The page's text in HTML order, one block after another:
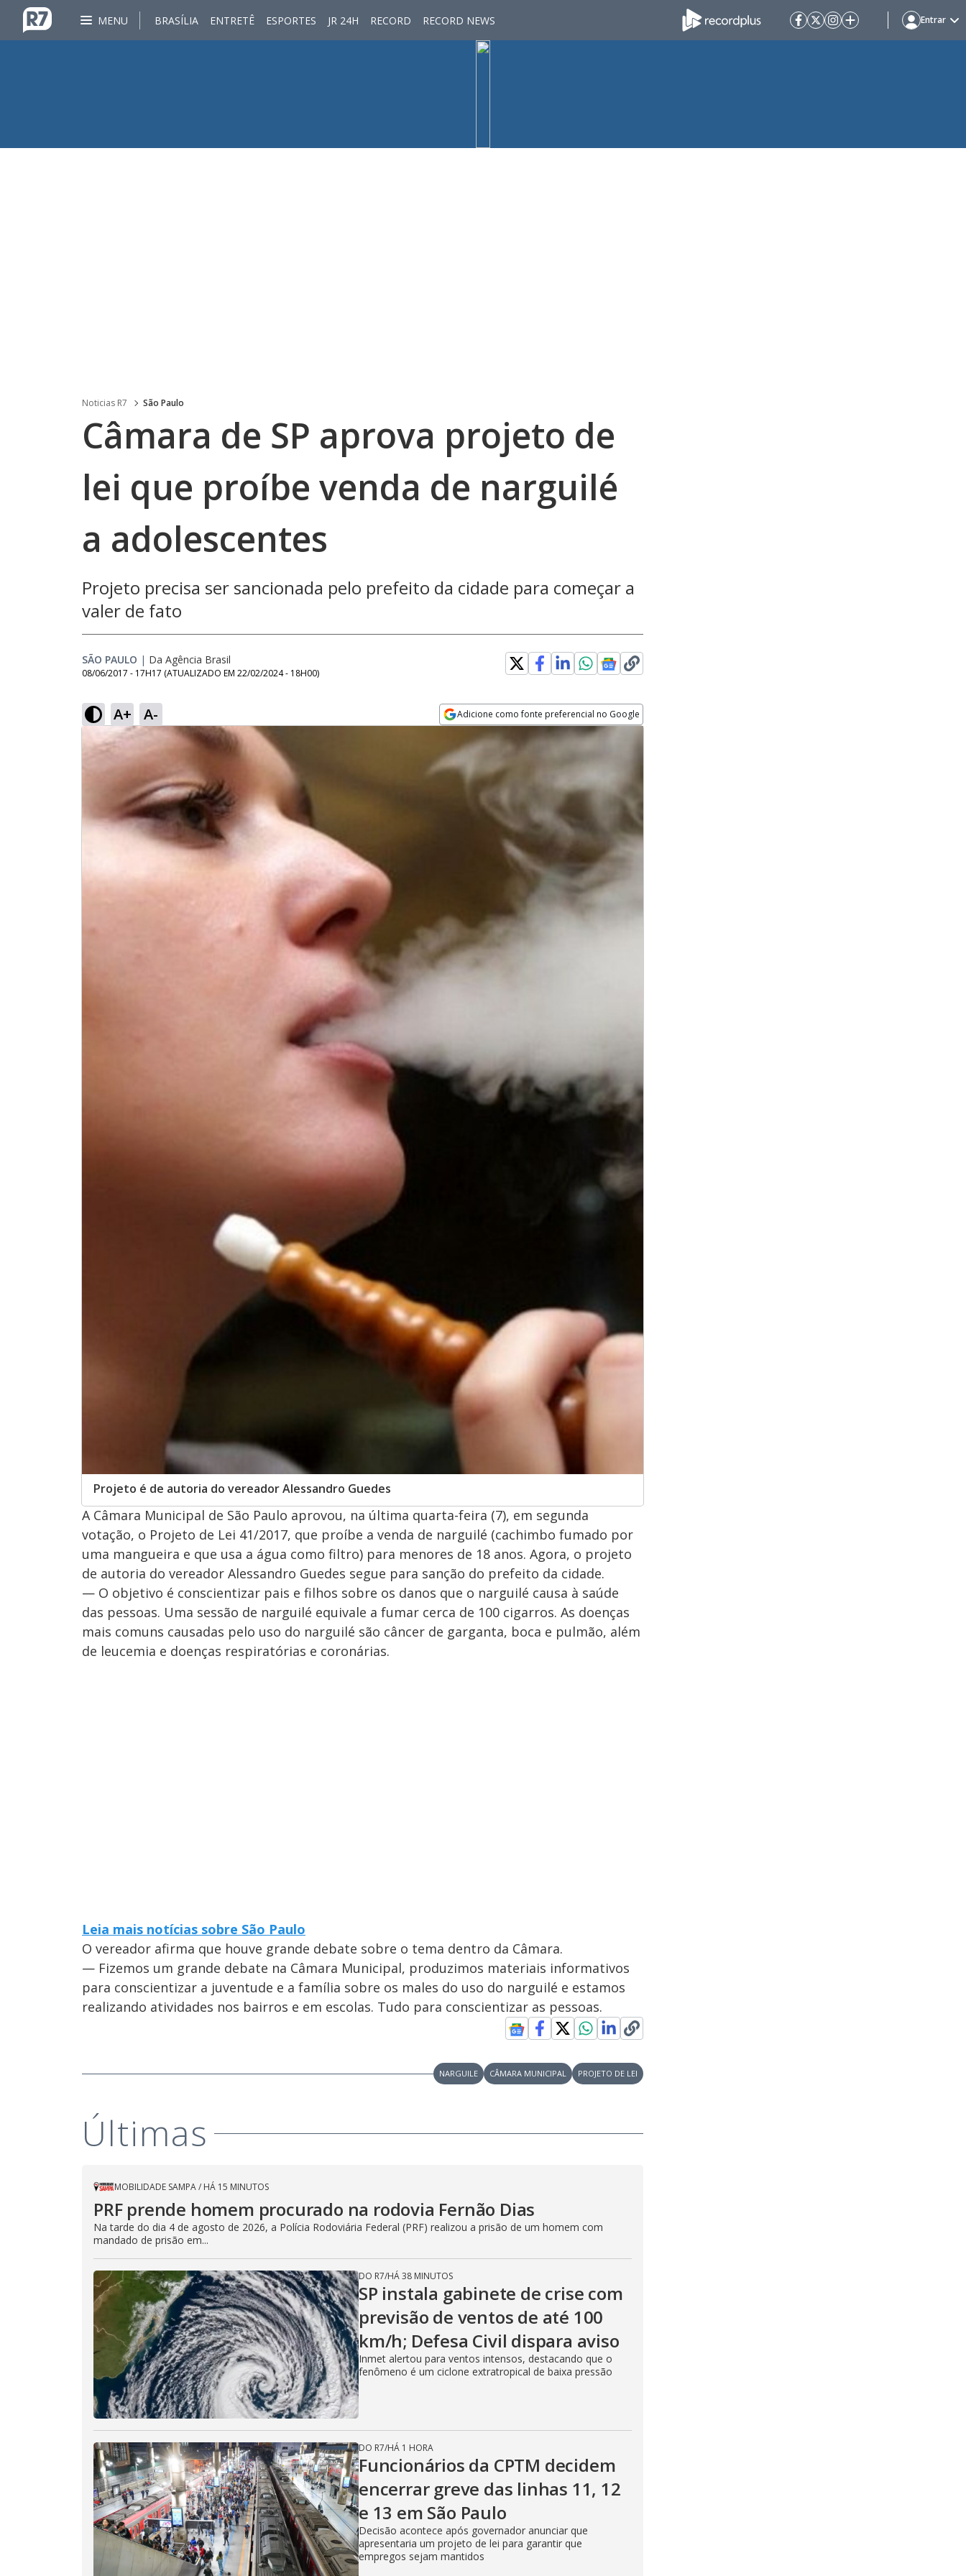
MENU BRASÍLIA ENTRETÊ ESPORTES JR 24H RECORD RECORD NEWS Entrar
Noticias R7 São Paulo
Câmara de SP aprova projeto de
lei que proíbe venda de narguilé
a adolescentes
Projeto precisa ser sancionada pelo prefeito da cidade para começar a
valer de fato
SÃO PAULO | Da Agência Brasil
08/06/2017 - 17H17 (ATUALIZADO EM 22/02/2024 - 18H00)
A+ A- Adicione como fonte preferencial no Google
Opens in new window
Projeto é de autoria do vereador Alessandro Guedes
A Câmara Municipal de São Paulo aprovou, na última quarta-feira (7), em segunda
votação, o Projeto de Lei 41/2017, que proíbe a venda de narguilé (cachimbo fumado por
uma mangueira e que usa a água como filtro) para menores de 18 anos. Agora, o projeto
de autoria do vereador Alessandro Guedes segue para sanção do prefeito da cidade.
— O objetivo é conscientizar pais e filhos sobre os danos que o narguilé causa à saúde
das pessoas. Uma sessão de narguilé equivale a fumar cerca de 100 cigarros. As doenças
mais comuns causadas pelo uso do narguilé são câncer de garganta, boca e pulmão, além
de leucemia e doenças respiratórias e coronárias.
Leia mais notícias sobre São Paulo
O vereador afirma que houve grande debate sobre o tema dentro da Câmara.
— Fizemos um grande debate na Câmara Municipal, produzimos materiais informativos
para conscientizar a juventude e a família sobre os males do uso do narguilé e estamos
realizando atividades nos bairros e em escolas. Tudo para conscientizar as pessoas.
NARGUILE CÂMARA MUNICIPAL PROJETO DE LEI
Últimas
MOBILIDADE SAMPA/ HÁ 15 MINUTOS
PRF prende homem procurado na rodovia Fernão Dias
Na tarde do dia 4 de agosto de 2026, a Polícia Rodoviária Federal (PRF) realizou a prisão de um homem com
mandado de prisão em...
DO R7/HÁ 38 MINUTOS
SP instala gabinete de crise com
previsão de ventos de até 100
km/h; Defesa Civil dispara aviso
Inmet alertou para ventos intensos, destacando que o
fenômeno é um ciclone extratropical de baixa pressão
DO R7/HÁ 1 HORA
Funcionários da CPTM decidem
encerrar greve das linhas 11, 12
e 13 em São Paulo
Decisão acontece após governador anunciar que
apresentaria um projeto de lei para garantir que
empregos sejam mantidos